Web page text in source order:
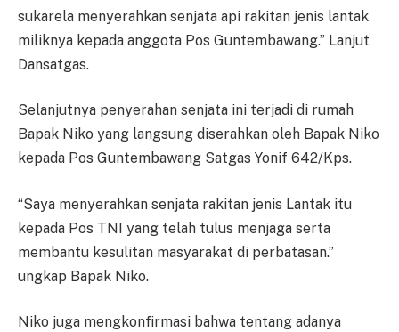
sukarela menyerahkan senjata api rakitan jenis lantak
miliknya kepada anggota Pos Guntembawang.” Lanjut
Dansatgas.
Selanjutnya penyerahan senjata ini terjadi di rumah
Bapak Niko yang langsung diserahkan oleh Bapak Niko
kepada Pos Guntembawang Satgas Yonif 642/Kps.
“Saya menyerahkan senjata rakitan jenis Lantak itu
kepada Pos TNI yang telah tulus menjaga serta
membantu kesulitan masyarakat di perbatasan.”
ungkap Bapak Niko.
Niko juga mengkonfirmasi bahwa tentang adanya